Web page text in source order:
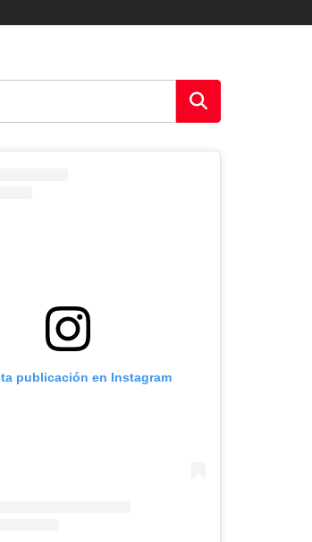
publicación en Instagram